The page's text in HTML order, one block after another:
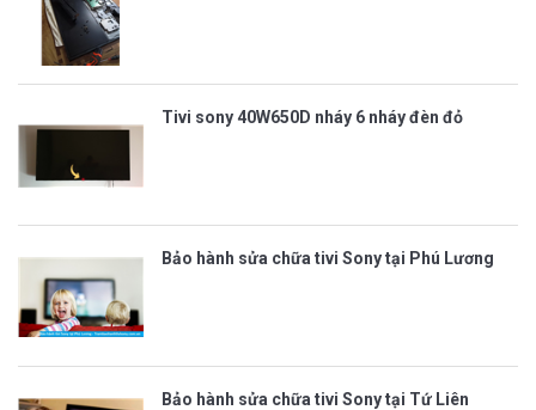
Tivi sony 40W650D nháy 6 nháy đèn đỏ
Bảo hành sửa chữa tivi Sony tại Phú Lương
Bảo hành sửa chữa tivi Sony tại Tứ Liên